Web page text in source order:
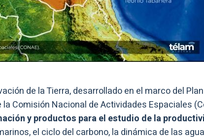
de la Tierra, desarrollado en el marco del Plan
Comisión Nacional de Actividades Espaciales
y productos para el estudio de la
el ciclo del carbono, la dinámica de las